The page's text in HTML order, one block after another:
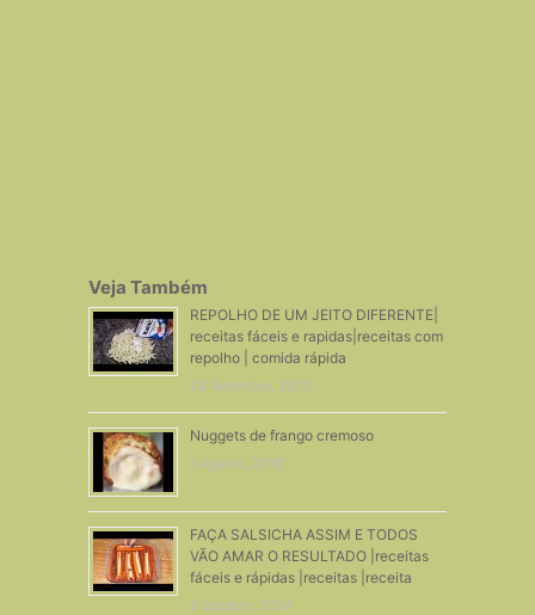
Veja Também
REPOLHO DE UM JEITO DIFERENTE|
receitas fáceis e rapidas|receitas com
repolho | comida rápida
28 Setembro, 2020
Nuggets de frango cremoso
1 Agosto, 2018
FAÇA SALSICHA ASSIM E TODOS
VÃO AMAR O RESULTADO |receitas
fáceis e rápidas |receitas |receita
8 Outubro, 2024